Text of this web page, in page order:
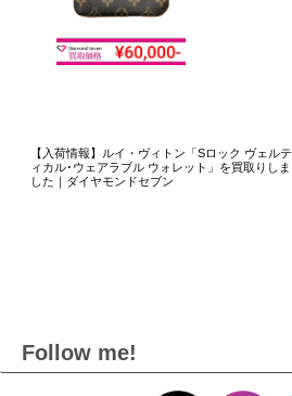
【入荷情報】ルイ・ヴィトン「Sロック ヴェルテ
ィカル･ウェアラブル ウォレット」を買取りしま
した｜ダイヤモンドセブン
Follow me!